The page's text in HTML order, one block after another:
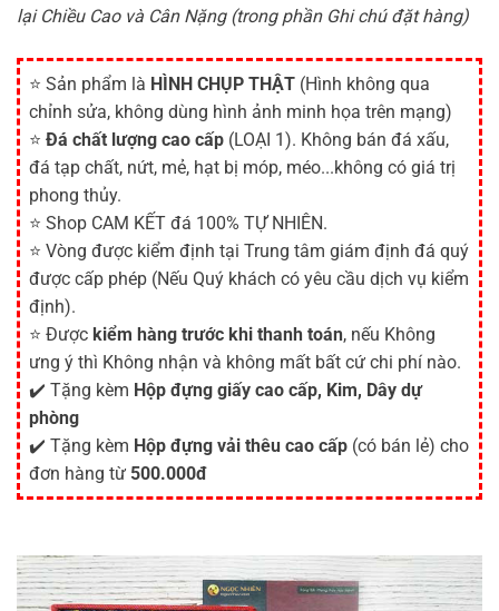
lại Chiều Cao và Cân Nặng (trong phần Ghi chú đặt hàng)
⭐ Sản phẩm là HÌNH CHỤP THẬT (Hình không qua
chỉnh sửa, không dùng hình ảnh minh họa trên mạng)
⭐ Đá chất lượng cao cấp (LOẠI 1). Không bán đá xấu,
đá tạp chất, nứt, mẻ, hạt bị móp, méo...không có giá trị
phong thủy.
⭐ Shop CAM KẾT đá 100% TỰ NHIÊN.
⭐ Vòng được kiểm định tại Trung tâm giám định đá quý
được cấp phép (Nếu Quý khách có yêu cầu dịch vụ kiểm
định).
⭐ Được kiểm hàng trước khi thanh toán, nếu Không
ưng ý thì Không nhận và không mất bất cứ chi phí nào.
✔️ Tặng kèm Hộp đựng giấy cao cấp, Kim, Dây dự
phòng
✔️ Tặng kèm Hộp đựng vải thêu cao cấp (có bán lẻ) cho
đơn hàng từ 500.000đ